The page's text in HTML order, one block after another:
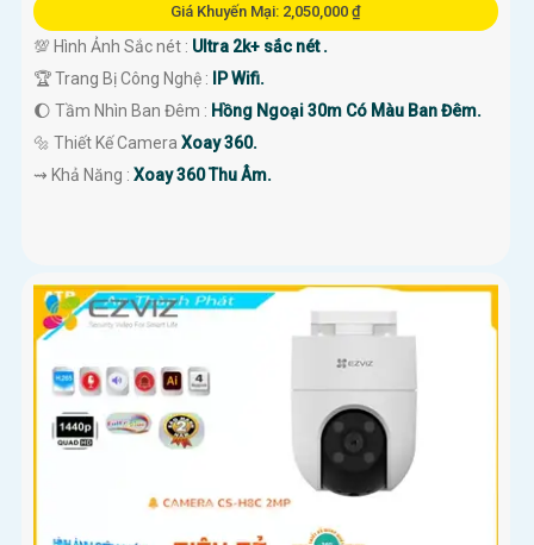
Giá Khuyến Mại: 2,050,000 ₫
💯 Hình Ảnh Sắc nét : Ultra 2k+ sắc nét .
🏆 Trang Bị Công Nghệ :
IP Wifi.
🌔 Tầm Nhìn Ban Đêm : Hồng Ngoại 30m Có Màu Ban Đêm.
🔩 Thiết Kế Camera Xoay 360.
️⇝ Khả Năng : Xoay 360 Thu Âm.